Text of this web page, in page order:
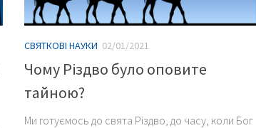
СВЯТКОВІ НАУКИ 02/01/2021
Чому Різдво було оповите
тайною?
Ми готуємось до свята Різдво, до часу, коли Бог